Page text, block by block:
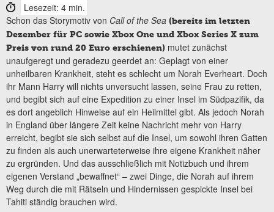
Lesezeit: 4 min.
Schon das Storymotiv von Call of the Sea (bereits im letzten
Dezember für PC sowie Xbox One und Xbox Series X zum
Preis von rund 20 Euro erschienen) mutet zunächst
unaufgeregt und geradezu geerdet an: Geplagt von einer
unheilbaren Krankheit, steht es schlecht um Norah Everheart. Doch
ihr Mann Harry will nichts unversucht lassen, seine Frau zu retten,
und begibt sich auf eine Expedition zu einer Insel im Südpazifik, da
es dort angeblich Hinweise auf ein Heilmittel gibt. Als jedoch Norah
in England über längere Zeit keine Nachricht mehr von Harry
erreicht, begibt sie sich selbst auf die Insel, um sowohl ihren Gatten
zu finden als auch unerwarteterweise ihre eigene Krankheit näher
zu ergründen. Und das ausschließlich mit Notizbuch und ihrem
eigenen Verstand „bewaffnet“ – zwei Dinge, die Norah auf ihrem
Weg durch die mit Rätseln und Hindernissen gespickte Insel bei
Tahiti ständig brauchen wird.